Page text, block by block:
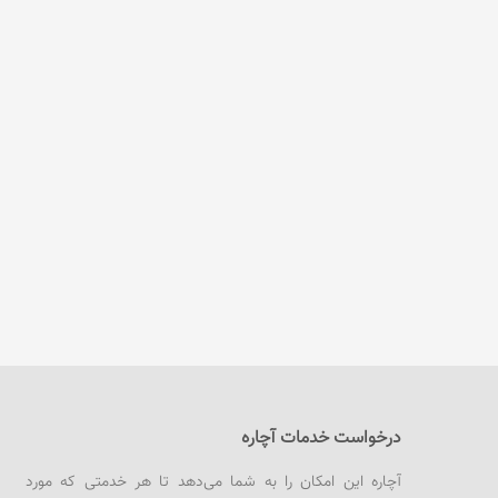
درخواست خدمات آچاره
آچاره این امکان را به شما می‌دهد تا هر خدمتی که مورد